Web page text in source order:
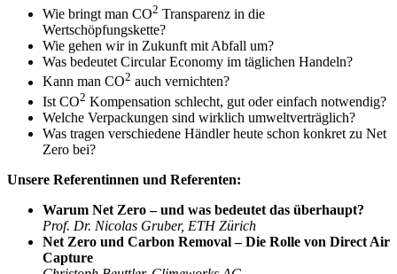
Wie bringt man CO2 Transparenz in die
Wertschöpfungskette?
Wie gehen wir in Zukunft mit Abfall um?
Was bedeutet Circular Economy im täglichen Handeln?
Kann man CO2 auch vernichten?
Ist CO2 Kompensation schlecht, gut oder einfach notwendig?
Welche Verpackungen sind wirklich umweltverträglich?
Was tragen verschiedene Händler heute schon konkret zu Net
Zero bei?
Unsere Referentinnen und Referenten:
Warum Net Zero – und was bedeutet das überhaupt?
Prof. Dr. Nicolas Gruber, ETH Zürich
Net Zero und Carbon Removal – Die Rolle von Direct Air
Capture